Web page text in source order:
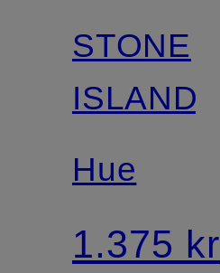
STONE
ISLAND
Hue
1.375 kr